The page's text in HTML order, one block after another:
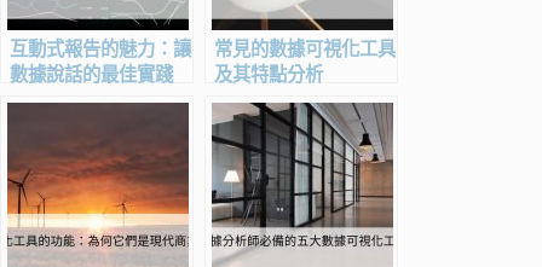
互動式報告的魅力：讓
數據說話的最佳實踐
常見的數據可視化工具
及其特點分析